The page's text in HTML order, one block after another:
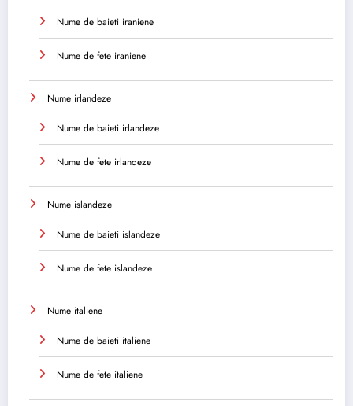
Nume de baieti iraniene
Nume de fete iraniene
Nume irlandeze
Nume de baieti irlandeze
Nume de fete irlandeze
Nume islandeze
Nume de baieti islandeze
Nume de fete islandeze
Nume italiene
Nume de baieti italiene
Nume de fete italiene